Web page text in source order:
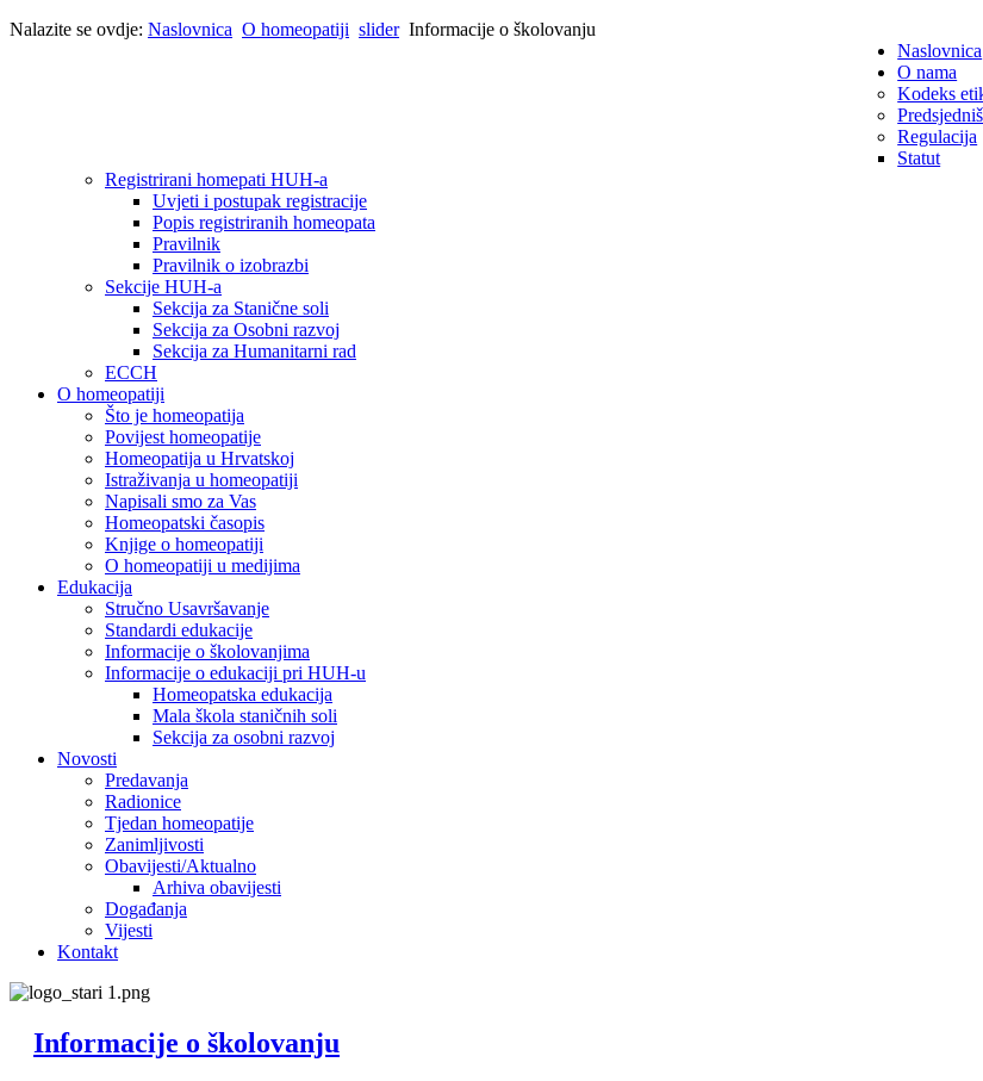
Nalazite se ovdje: Naslovnica O homeopatiji slider Informacije o školovanju
Naslovnica
O nama
Kodeks
Regulacija
Statut
Registrirani homepati HUH-a
Uvjeti i postupak registracije
Popis registriranih homeopata
Pravilnik
Pravilnik o izobrazbi
Sekcije HUH-a
Sekcija za Stanične soli
Sekcija za Osobni razvoj
Sekcija za Humanitarni rad
ECCH
O homeopatiji
Što je homeopatija
Povijest homeopatije
Homeopatija u Hrvatskoj
Istraživanja u homeopatiji
Napisali smo za Vas
Homeopatski časopis
Knjige o homeopatiji
O homeopatiji u medijima
Edukacija
Stručno Usavršavanje
Standardi edukacije
Informacije o školovanjima
Informacije o edukaciji pri HUH-u
Homeopatska edukacija
Mala škola staničnih soli
Sekcija za osobni razvoj
Novosti
Predavanja
Radionice
Tjedan homeopatije
Zanimljivosti
Obavijesti/Aktualno
Arhiva obavijesti
Događanja
Vijesti
Kontakt
Informacije o školovanju